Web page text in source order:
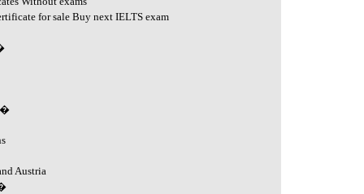
for sale Buy next IELTS exam
�
Austria